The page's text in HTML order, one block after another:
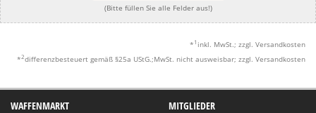
(Bitte füllen Sie alle Felder aus!)
* 1 inkl. MwSt.; zzgl. Versandkosten
*2differenzbesteuert gemäß §25a UStG.;MwSt. nicht ausweisbar; zzgl. Versandkosten
WAFFENMARKT MITGLIEDER